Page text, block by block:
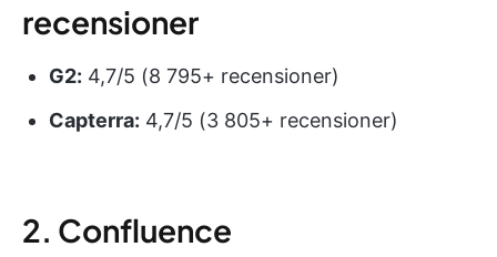
recensioner
G2: 4,7/5 (8 795+ recensioner)
Capterra: 4,7/5 (3 805+ recensioner)
2. Confluence